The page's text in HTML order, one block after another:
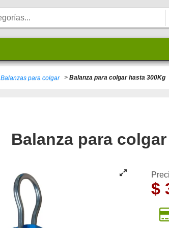
Balanzas para colgar > Balanza para colgar hasta 300Kg
Balanza para
$